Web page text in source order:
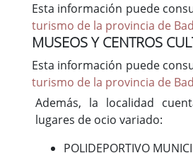
Esta información puede
turismo de la provincia de
MUSEOS Y CENTROS
Esta información puede
turismo de la provincia de
Además, la localidad
lugares de ocio variado:
POLIDEPORTIVO